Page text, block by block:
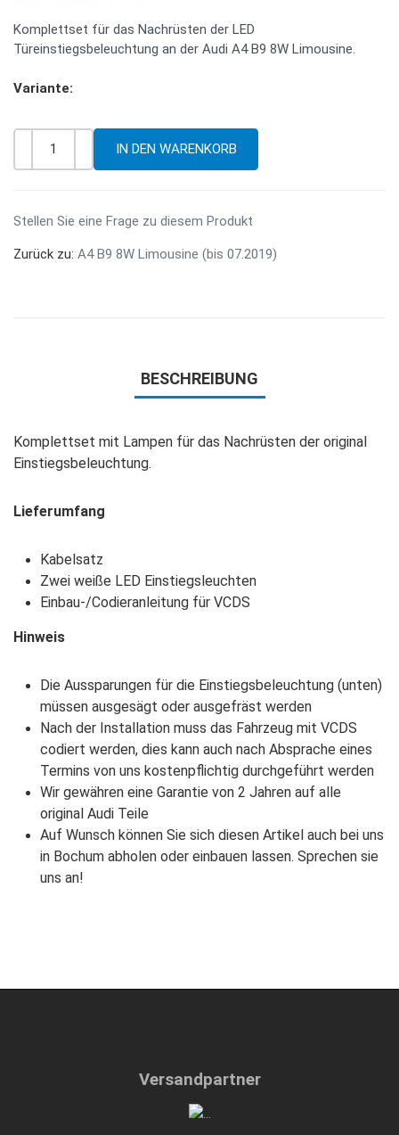
Komplettset für das Nachrüsten der LED
Türeinstiegsbeleuchtung an der Audi A4 B9 8W Limousine.
Variante:
Stellen Sie eine Frage zu diesem Produkt
Zurück zu: A4 B9 8W Limousine (bis 07.2019)
BESCHREIBUNG
Komplettset mit Lampen für das Nachrüsten der original
Einstiegsbeleuchtung.
Lieferumfang
Kabelsatz
Zwei weiße LED Einstiegsleuchten
Einbau-/Codieranleitung für VCDS
Hinweis
Die Aussparungen für die Einstiegsbeleuchtung (unten)
müssen ausgesägt oder ausgefräst werden
Nach der Installation muss das Fahrzeug mit VCDS
codiert werden, dies kann auch nach Absprache eines
Termins von uns kostenpflichtig durchgeführt werden
Wir gewähren eine Garantie von 2 Jahren auf alle
original Audi Teile
Auf Wunsch können Sie sich diesen Artikel auch bei uns
in Bochum abholen oder einbauen lassen. Sprechen sie
uns an!
Versandpartner